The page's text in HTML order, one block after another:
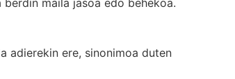
maila jasoa edo behekoa.
adierekin ere, sinonimoa duten